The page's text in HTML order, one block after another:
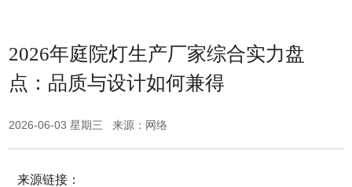
2026年庭院灯生产厂家综合实力盘
点：品质与设计如何兼得
2026-06-03 星期三 来源：网络
来源链接：